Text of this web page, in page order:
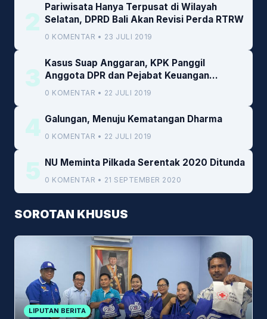
2
Pariwisata Hanya Terpusat di Wilayah
Selatan, DPRD Bali Akan Revisi Perda RTRW
0 KOMENTAR • 23 JULI 2019
3
Kasus Suap Anggaran, KPK Panggil
Anggota DPR dan Pejabat Keuangan
Kemenkeu
0 KOMENTAR • 22 JULI 2019
4 Galungan, Menuju Kematangan Dharma
0 KOMENTAR • 22 JULI 2019
5 NU Meminta Pilkada Serentak 2020 Ditunda
0 KOMENTAR • 21 SEPTEMBER 2020
SOROTAN KHUSUS
LIPUTAN BERITA